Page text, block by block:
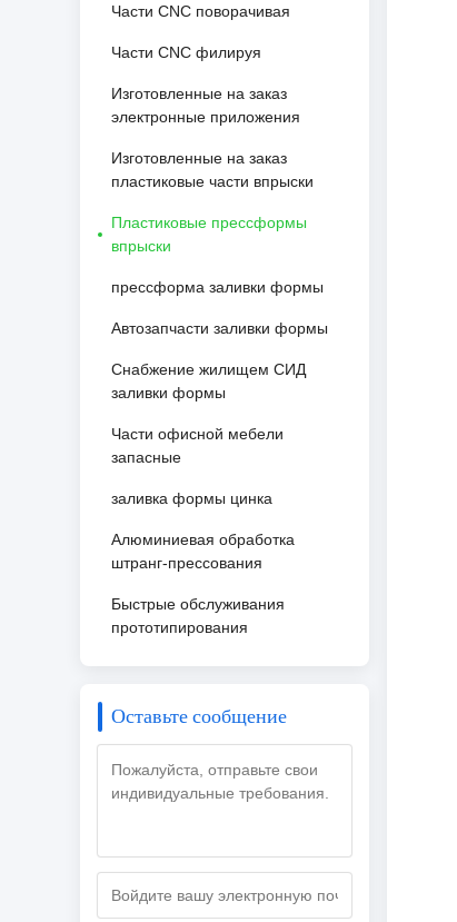
Части CNC поворачивая
Части CNC филируя
Изготовленные на заказ
электронные приложения
Изготовленные на заказ
пластиковые части впрыски
Пластиковые прессформы
впрыски
прессформа заливки формы
Автозапчасти заливки формы
Снабжение жилищем СИД
заливки формы
Части офисной мебели
запасные
заливка формы цинка
Алюминиевая обработка
штранг-прессования
Быстрые обслуживания
прототипирования
Оставьте сообщение